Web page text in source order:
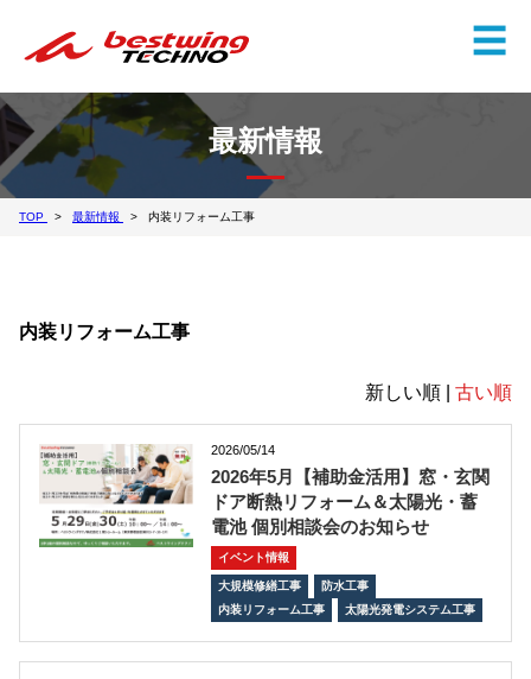
☰
✕
最新情報
TOP 最新情報 内装リフォーム工事
内装リフォーム工事
新しい順 | 古い順
2026/05/14
2026年5月【補助金活用】窓・玄関
ドア断熱リフォーム＆太陽光・蓄
電池 個別相談会のお知らせ
イベント情報
大規模修繕工事
防水工事
内装リフォーム工事
太陽光発電システム工事